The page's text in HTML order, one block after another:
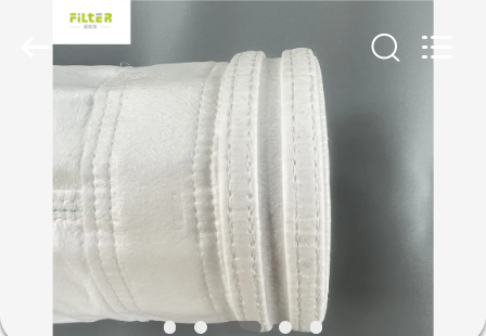
PRODUCTEN
OVER
Environmental